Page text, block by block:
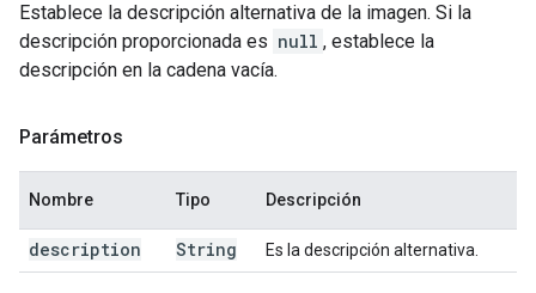
Establece la descripción alternativa de la imagen. Si la
descripción proporcionada es null , establece la
descripción en la cadena vacía.
Parámetros
Nombre Tipo Descripción
description String Es la descripción alternativa.